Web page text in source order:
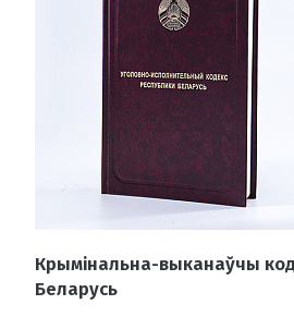
Крымінальна-выканаўчы
Беларусь